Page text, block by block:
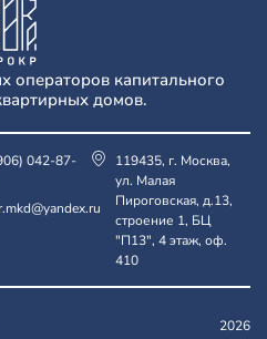
операторов капитального
домов.
042-87-
119435, г. Москва,
ул. Малая
Пироговская, д.13,
строение 1, БЦ
"П13", 4 этаж, оф.
410
2026